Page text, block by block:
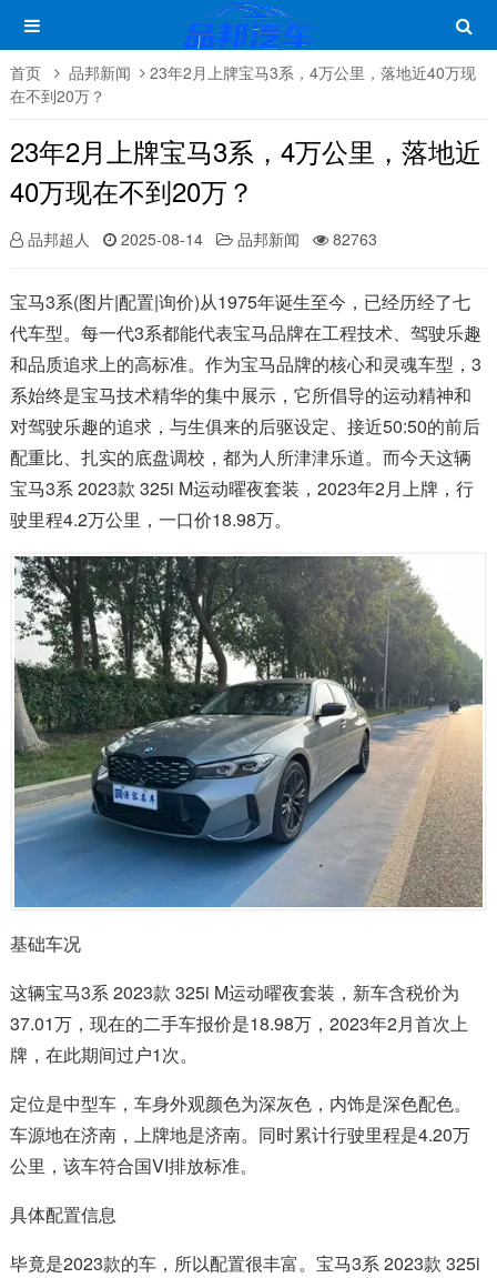
首页 品邦新闻
23年2月上牌宝马3系，4万公里，落地近40万现
在不到20万？
23年2月上牌宝马3系，4万公里，落地近
40万现在不到20万？
品邦超人 2025-08-14 品邦新闻 82763
宝马3系(图片|配置|询价)从1975年诞生至今，已经历经了七
代车型。每一代3系都能代表宝马品牌在工程技术、驾驶乐趣
和品质追求上的高标准。作为宝马品牌的核心和灵魂车型，3
系始终是宝马技术精华的集中展示，它所倡导的运动精神和
对驾驶乐趣的追求，与生俱来的后驱设定、接近50:50的前后
配重比、扎实的底盘调校，都为人所津津乐道。而今天这辆
宝马3系 2023款 325i M运动曜夜套装，2023年2月上牌，行
驶里程4.2万公里，一口价18.98万。
基础车况
这辆宝马3系 2023款 325i M运动曜夜套装，新车含税价为
37.01万，现在的二手车报价是18.98万，2023年2月首次上
牌，在此期间过户1次。
定位是中型车，车身外观颜色为深灰色，内饰是深色配色。
车源地在济南，上牌地是济南。同时累计行驶里程是4.20万
公里，该车符合国VI排放标准。
具体配置信息
毕竟是2023款的车，所以配置很丰富。宝马3系 2023款 325i